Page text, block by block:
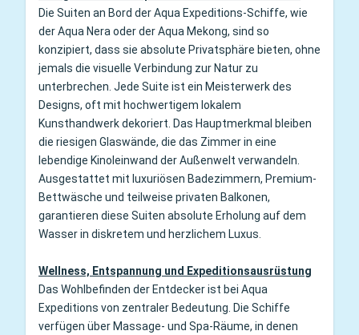
Die Suiten an Bord der Aqua Expeditions-Schiffe, wie
der Aqua Nera oder der Aqua Mekong, sind so
konzipiert, dass sie absolute Privatsphäre bieten, ohne
jemals die visuelle Verbindung zur Natur zu
unterbrechen. Jede Suite ist ein Meisterwerk des
Designs, oft mit hochwertigem lokalem
Kunsthandwerk dekoriert. Das Hauptmerkmal bleiben
die riesigen Glaswände, die das Zimmer in eine
lebendige Kinoleinwand der Außenwelt verwandeln.
Ausgestattet mit luxuriösen Badezimmern, Premium-
Bettwäsche und teilweise privaten Balkonen,
garantieren diese Suiten absolute Erholung auf dem
Wasser in diskretem und herzlichem Luxus.
Wellness, Entspannung und Expeditionsausrüstung
Das Wohlbefinden der Entdecker ist bei Aqua
Expeditions von zentraler Bedeutung. Die Schiffe
verfügen über Massage- und Spa-Räume, in denen